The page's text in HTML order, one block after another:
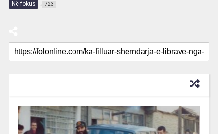
Në fokus 723